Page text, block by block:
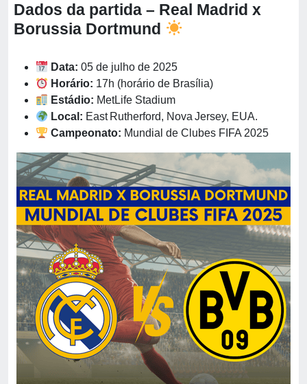
Dados da partida – Real Madrid x
Borussia Dortmund
Data: 05 de julho de 2025
Horário: 17h (horário de Brasília)
Estádio: MetLife Stadium
Local: East Rutherford, Nova Jersey, EUA.
Campeonato: Mundial de Clubes FIFA 2025